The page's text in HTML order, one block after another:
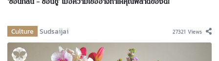
Culture Sudsaijai 27321 Views